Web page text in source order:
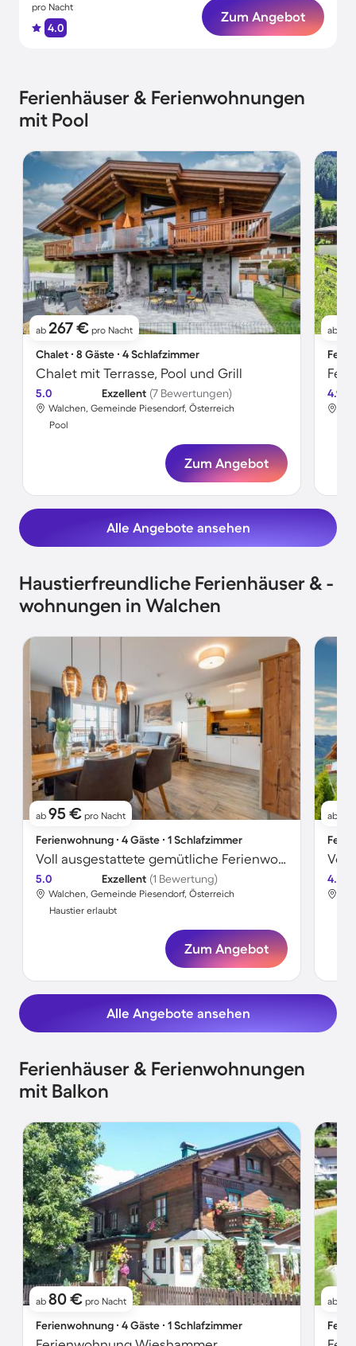
pro Nacht
4.0
Zum Angebot
Ferienhäuser & Ferienwohnungen
mit Pool
ab 267 € pro Nacht
Chalet ∙ 8 Gäste ∙ 4 Schlafzimmer
Chalet mit Terrasse, Pool und Grill
5.0 Exzellent (7 Bewertungen)
Walchen, Gemeinde Piesendorf, Österreich
Pool
Zum Angebot
ab
4.9
Alle Angebote ansehen
Haustierfreundliche Ferienhäuser & -
wohnungen in Walchen
ab 95 € pro Nacht
Ferienwohnung ∙ 4 Gäste ∙ 1 Schlafzimmer
Voll ausgestattete gemütliche Ferienwohnung mit Sauna | Haustiere sind willkommen
5.0 Exzellent (1 Bewertung)
Walchen, Gemeinde Piesendorf, Österreich
Haustier erlaubt
Zum Angebot
ab
4.8
Alle Angebote ansehen
Ferienhäuser & Ferienwohnungen
mit Balkon
ab 80 € pro Nacht
Ferienwohnung ∙ 4 Gäste ∙ 1 Schlafzimmer
ab